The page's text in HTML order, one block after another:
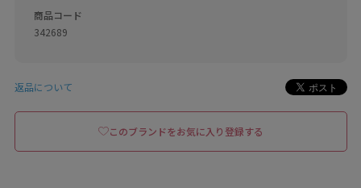
商品コード
342689
返品について
このブランドをお気に入り登録する